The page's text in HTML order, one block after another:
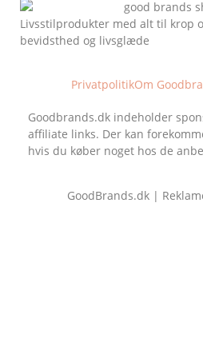
Livsstilprodukter med alt til krop
bevidsthed og livsglæde
PrivatpolitikOm
Goodbrands.dk indeholder
affiliate links. Der kan
hvis du køber noget hos de
GoodBrands.dk |